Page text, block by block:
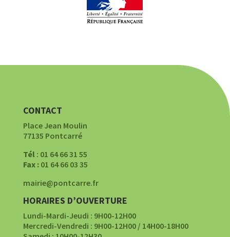
CONTACT
Place Jean Moulin
77135 Pontcarré
Tél: 01 64 66 31 55
Fax :01 64 66 03 35
mairie@pontcarre.fr
HORAIRES D’OUVERTURE
Lundi-Mardi-Jeudi : 9H00-12H00
Mercredi-Vendredi : 9H00-12H00 / 14H00-18H00